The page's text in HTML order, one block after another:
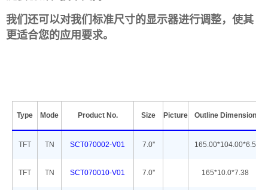
我们还可以对我们标准尺寸的显示器进行调整，使其
更适合您的应用要求。
Type Mode Product No. Size Picture Outline Dimension
TFT TN SCT070002-V01 7.0'' 165.00*104.00*6.5
TFT TN SCT070010-V01 7.0'' 165*10.0*7.38